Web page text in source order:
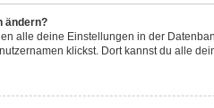
ändern?
alle deine Einstellungen in der
klickst. Dort kannst du alle